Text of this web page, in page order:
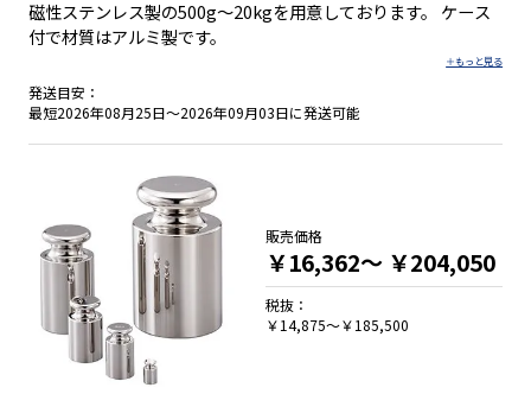
磁性ステンレス製の500g～20kgを用意しております。 ケース
付で材質はアルミ製です。
発送目安：
最短2026年08月25日～2026年09月03日に発送可能
販売価格
￥16,362～ ￥204,050
税抜：
￥14,875～￥185,500